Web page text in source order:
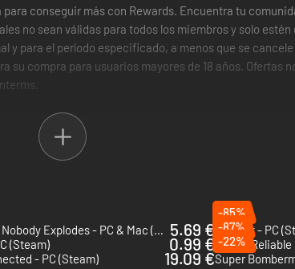
conseguir más con Rewards. Encuentra tu
no sean válidas para todos los miembros y solo
para el período especificado, a menos que se
compra para usuarios mayores de 18 años. Ofertas
Keep Talking and Nobody Explodes - PC & Mac (Steam) 5.69 €
-85%
Witch It - PC
(Steam)
0.99 €
-87%
- PC (Steam)
19.09 €
-22%
Super